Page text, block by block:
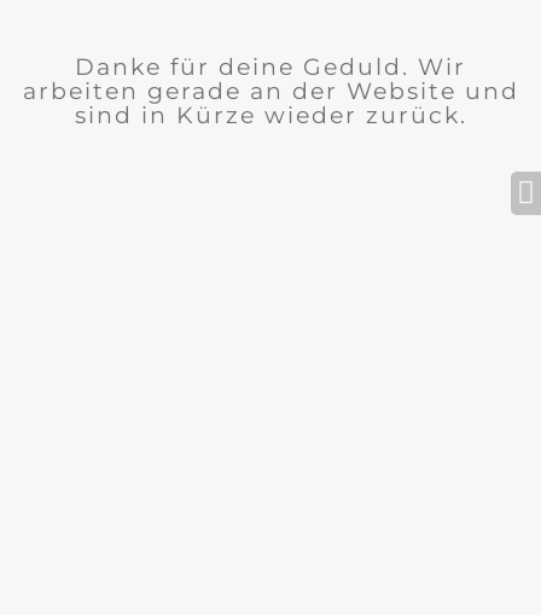
Danke für deine Geduld. Wir
arbeiten gerade an der Website und
sind in Kürze wieder zurück.